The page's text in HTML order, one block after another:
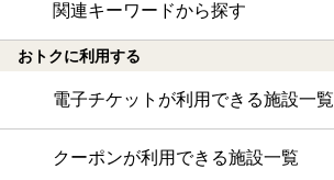
関連キーワードから探す
おトクに利用する
電子チケットが利用できる施設一覧
クーポンが利用できる施設一覧